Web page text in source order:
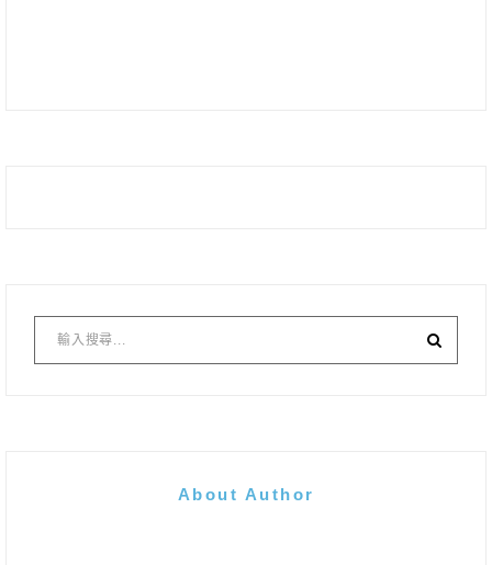
About Author